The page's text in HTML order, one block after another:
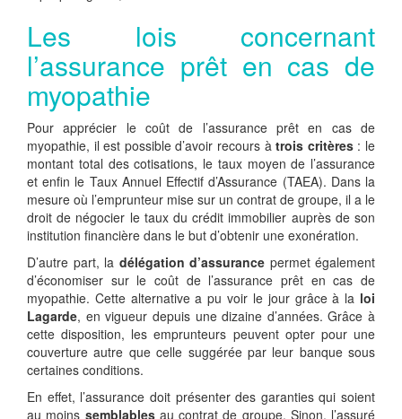
Les lois concernant
l’assurance prêt en cas de
myopathie
Pour apprécier le coût de l’assurance prêt en cas de
myopathie, il est possible d’avoir recours àtrois critères: le
montant total des cotisations, le taux moyen de l’assurance
et enfin le Taux Annuel Effectif d’Assurance (TAEA). Dans la
mesure où l’emprunteur mise sur un contrat de groupe, il a le
droit de négocier le taux du crédit immobilier auprès de son
institution financière dans le but d’obtenir une exonération.
D’autre part, la délégation d’assurance permet également
d’économiser sur le coût de l’assurance prêt en cas de
myopathie. Cette alternative a pu voir le jour grâce à la loi
Lagarde, en vigueur depuis une dizaine d’années. Grâce à
cette disposition, les emprunteurs peuvent opter pour une
couverture autre que celle suggérée par leur banque sous
certaines conditions.
En effet, l’assurance doit présenter des garanties qui soient
au moins semblablesau contrat de groupe. Sinon, l’assuré